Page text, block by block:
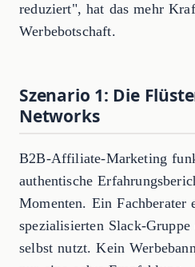
reduziert", hat das mehr
Werbebotschaft.
Szenario 1: Die
Networks
B2B-Affiliate-Marketing
authentische
Momenten. Ein Fachberater
spezialisierten Slack-
selbst nutzt. Kein